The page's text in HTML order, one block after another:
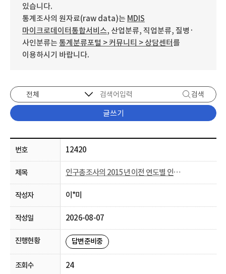
있습니다.
통계조사의 원자료(raw data)는 MDIS
마이크로데이터통합서비스, 산업분류, 직업분류, 질병·
사인분류는 통계분류포털 > 커뮤니티 > 상담센터를
이용하시기 바랍니다.
검색
글쓰기
12420
인구총조사의 2015년 이전 연도별 인구통계 공표 요청
이*미
2026-08-07
답변준비중
24